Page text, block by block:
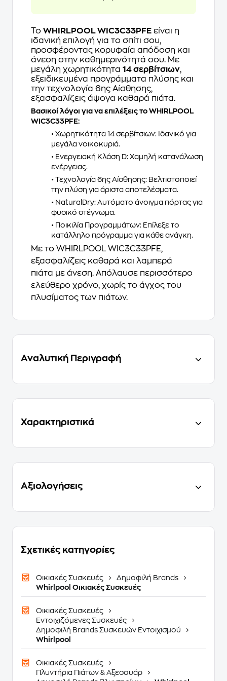
Το WHIRLPOOL WIC3C33PFE είναι η
ιδανική επιλογή για το σπίτι σου,
προσφέροντας κορυφαία απόδοση και
άνεση στην καθημερινότητά σου. Με
μεγάλη χωρητικότητα 14 σερβίτσιων,
εξειδικευμένα προγράμματα πλύσης και
την τεχνολογία 6ης Αίσθησης,
εξασφαλίζεις άψογα καθαρά πιάτα.
Βασικοί λόγοι για να επιλέξεις το WHIRLPOOL
WIC3C33PFE:
• Χωρητικότητα 14 σερβίτσιων: Ιδανικό για
μεγάλα νοικοκυριά.
• Ενεργειακή Κλάση D: Χαμηλή κατανάλωση
ενέργειας.
• Τεχνολογία 6ης Αίσθησης: Βελτιστοποιεί
την πλύση για άριστα αποτελέσματα.
• NaturalDry: Αυτόματο άνοιγμα πόρτας για
φυσικό στέγνωμα.
• Ποικιλία Προγραμμάτων: Επίλεξε το
κατάλληλο πρόγραμμα για κάθε ανάγκη.
Με το WHIRLPOOL WIC3C33PFE,
εξασφαλίζεις καθαρά και λαμπερά
πιάτα με άνεση. Απόλαυσε περισσότερο
ελεύθερο χρόνο, χωρίς το άγχος του
πλυσίματος των πιάτων.
Αναλυτική Περιγραφή
Χαρακτηριστικά
Αξιολογήσεις
Σχετικές κατηγορίες
Οικιακές Συσκευές
Δημοφιλή Brands
Whirlpool Οικιακές Συσκευές
Οικιακές Συσκευές
Εντοιχιζόμενες Συσκευές
Δημοφιλή Brands Συσκευών Εντοιχισμού
Whirlpool
Οικιακές Συσκευές
Πλυντήρια Πιάτων & Αξεσουάρ